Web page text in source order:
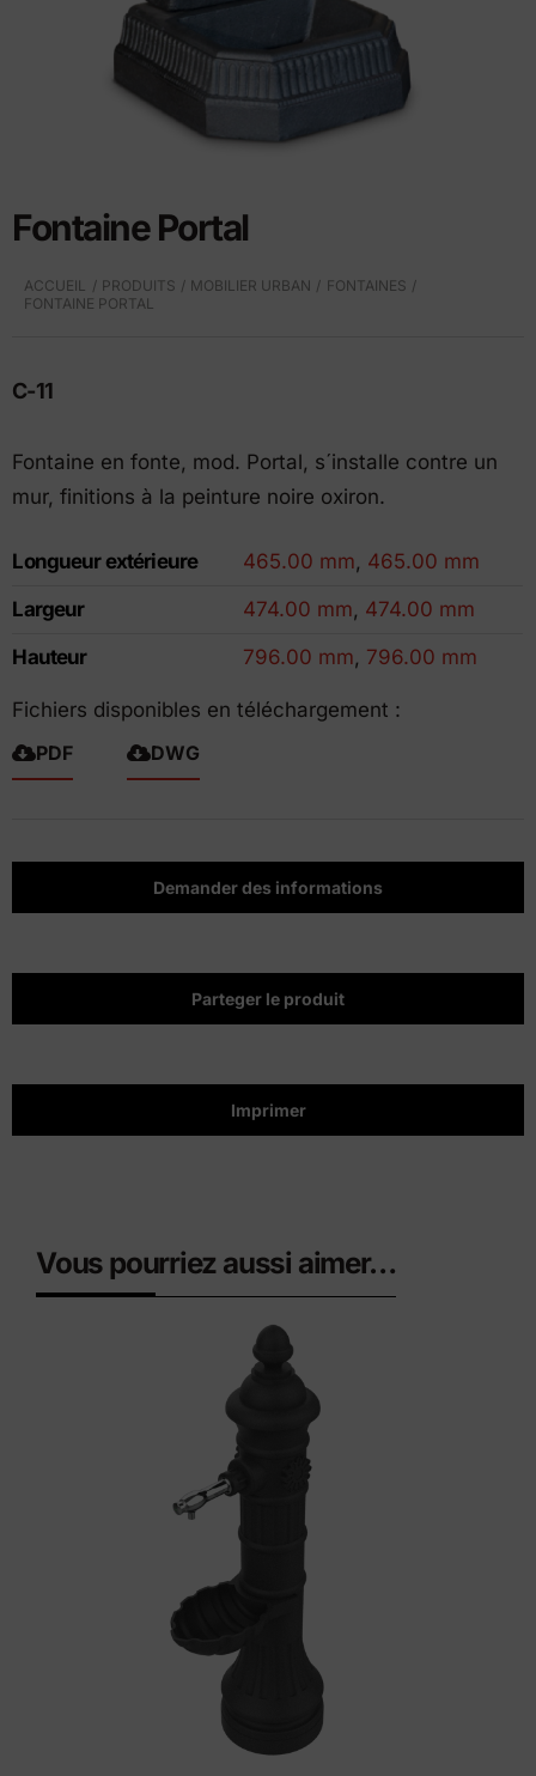
Fontaine Portal
ACCUEIL PRODUITS MOBILIER URBAN
FONTAINES
FONTAINE PORTAL
C-11
Fontaine en fonte, mod. Portal, s´installe contre un
mur, finitions à la peinture noire oxiron.
Longueur extérieure 465.00 mm, 465.00 mm
Largeur
474.00 mm, 474.00 mm
Hauteur
796.00 mm, 796.00 mm
Fichiers disponibles en téléchargement :
PDF
DWG
Demander des informations
Parteger le produit
Imprimer
Vous pourriez aussi aimer…